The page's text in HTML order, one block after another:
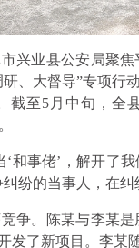
兴业县公安局聚
、大督导”专项行
至5月中旬，全
和事佬’，解开了
纷的当事人，在
争。陈某与李某
发了新项目。李某